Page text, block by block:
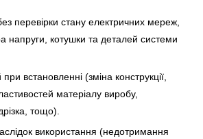
перевірки стану електричних мереж,
напруги, котушки та деталей системи
встановленні (зміна конструкції,
матеріалу виробу,
тощо).
використання (недотримання